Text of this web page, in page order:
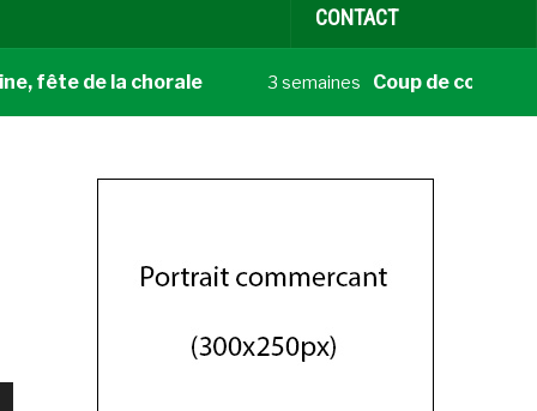
CONTACT
fête de la chorale 3 semaines Coup de cœur livre